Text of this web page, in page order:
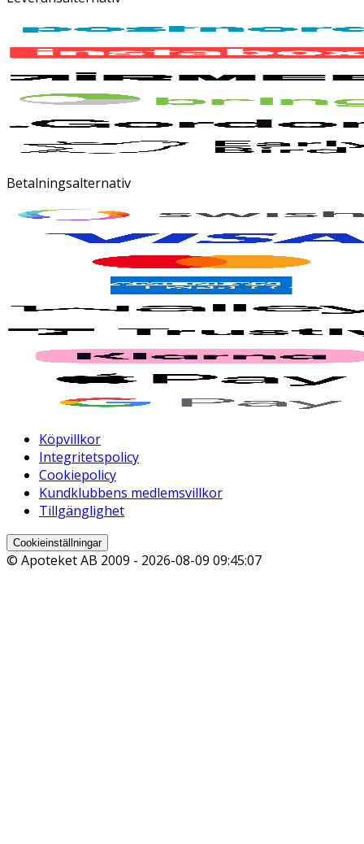
Betalningsalternativ
Köpvillkor
Integritetspolicy
Cookiepolicy
Kundklubbens medlemsvillkor
Tillgänglighet
Cookieinställningar
© Apoteket AB 2009 - 2026-08-09 09:45:07